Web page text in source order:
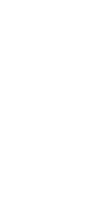
La jornada
de la Puerta
diferentes
parque; una
tren al
informa la